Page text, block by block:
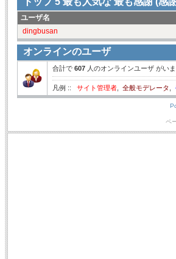
ユーザ名
dingbusan
オンラインのユーザ
合計で 607 人のオンラインユーザ がい
凡例 :: サイト管理者 全般モデレータ
ペ